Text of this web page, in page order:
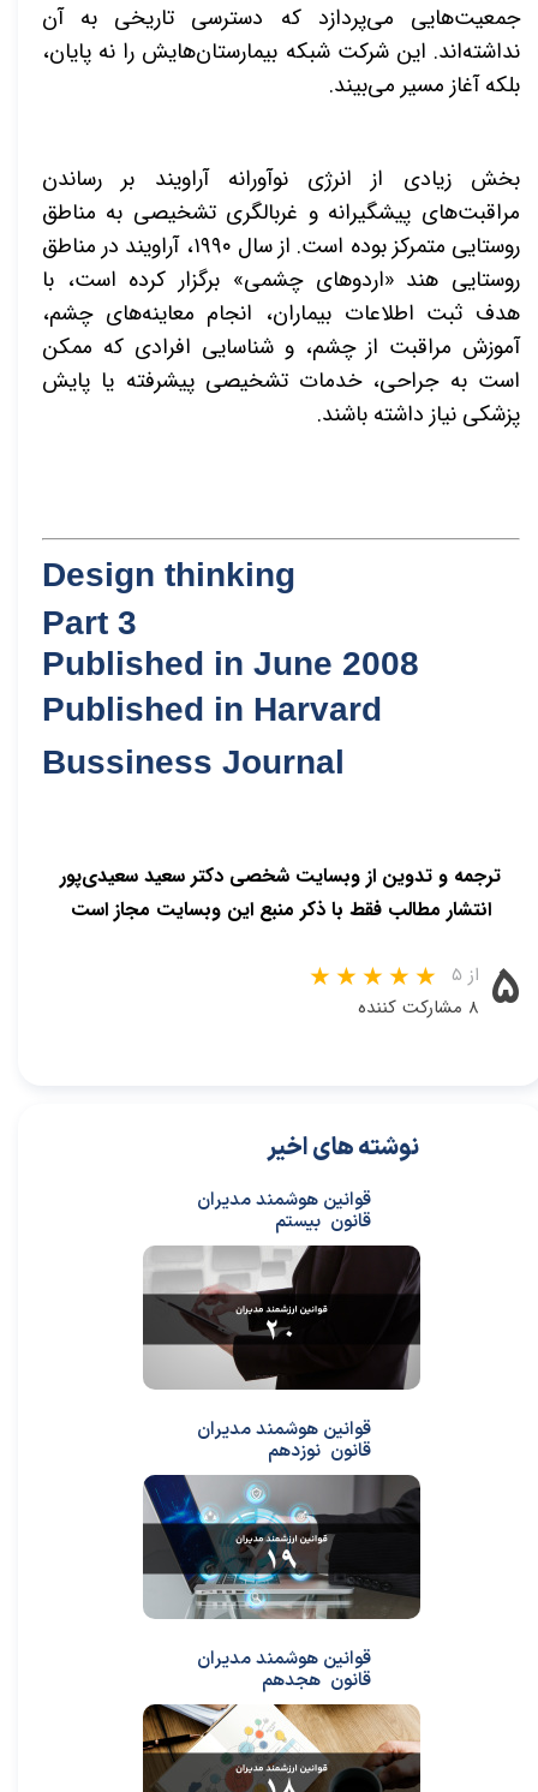
جمعیت‌هایی می‌پردازد که دسترسی تاریخی به آن
نداشته‌اند. این شرکت شبکه بیمارستان‌هایش را نه پایان،
بلکه آغاز مسیر می‌بیند.
بخش زیادی از انرژی نوآورانه آراویند بر رساندن
مراقبت‌های پیشگیرانه و غربالگری تشخیصی به مناطق
روستایی متمرکز بوده است. از سال ۱۹۹۰، آراویند در مناطق
روستایی هند «اردوهای چشمی» برگزار کرده است، با
هدف ثبت اطلاعات بیماران، انجام معاینه‌های چشم،
آموزش مراقبت از چشم، و شناسایی افرادی که ممکن
است به جراحی، خدمات تشخیصی پیشرفته یا پایش
پزشکی نیاز داشته باشند.
Design thinking
Part 3
Published in June 2008
Published in Harvard
Bussiness Journal
ترجمه و تدوین از وبسایت شخصی دکتر سعید سعیدی‌پور
انتشار مطالب فقط با ذکر منبع این وبسایت مجاز است
۵ از ۵
۸ مشارکت کننده
قوانین هوشمند مدیران
قانون بیستم
قوانین هوشمند مدیران
قانون نوزدهم
قوانین هوشمند مدیران
قانون هجدهم
نوشته های اخیر